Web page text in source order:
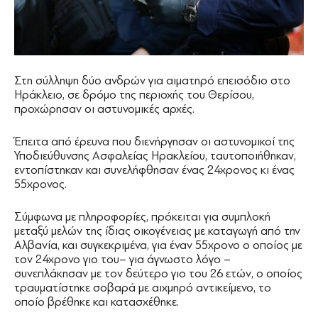
Στη σύλληψη δύο ανδρών για αιματηρό επεισόδιο στο
Ηράκλειο, σε δρόμο της περιοχής του Θερίσου,
προχώρησαν οι αστυνομικές αρχές.
Έπειτα από έρευνα που διενήργησαν οι αστυνομικοί της
Υποδιεύθυνσης Ασφαλείας Ηρακλείου, ταυτοποιήθηκαν,
εντοπίστηκαν και συνελήφθησαν ένας 24χρονος κι ένας
55χρονος.
Σύμφωνα με πληροφορίες, πρόκειται για συμπλοκή
μεταξύ μελών της ίδιας οικογένειας με καταγωγή από την
Αλβανία, και συγκεκριμένα, για έναν 55χρονο ο οποίος με
τον 24χρονο γιο του– για άγνωστο λόγο –
συνεπλάκησαν με τον δεύτερο γιο του 26 ετών, ο οποίος
τραυματίστηκε σοβαρά με αιχμηρό αντικείμενο, το
οποίο βρέθηκε και κατασχέθηκε.